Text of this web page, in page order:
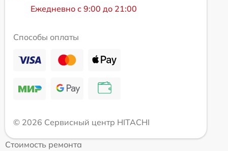
Ежедневно с 9:00 до 21:00
Способы оплаты
© 2026 Сервисный центр HITACHI
Стоимость ремонта